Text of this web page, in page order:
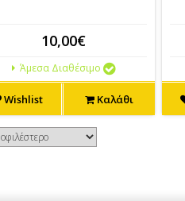
10,00€
Άμεσα Διαθέσιμο
Wishlist Καλάθι